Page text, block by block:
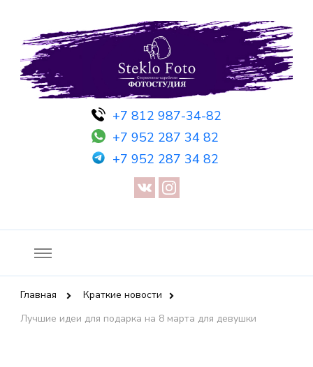
+7 812 987-34-82
+7 952 287 34 82
+7 952 287 34 82
Фотостудия SF
Фотосессия в студии СПб — Фотосессия в Санкт-Петербурге
— Предметная съемка — Невидимый манекен — Прозрачный
манекен — Сертификат на фотосессию
Главная
Краткие новости
Лучшие идеи для подарка на 8 марта для девушки